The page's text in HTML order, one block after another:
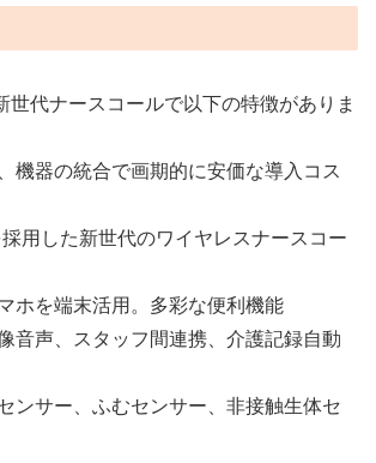
世代ナースコールで以下の特徴がありま
機器の統合で画期的に安価な導入コス
用した新世代のワイヤレスナースコー
ホを端末活用。多彩な便利機能
音声、スタッフ間連携、介護記録自動
ンサー、ふむセンサー、非接触生体セ